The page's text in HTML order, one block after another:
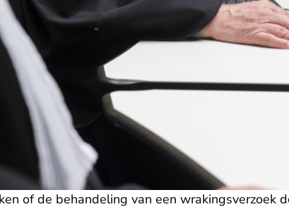
of de behandeling van een wrakingsverzoek